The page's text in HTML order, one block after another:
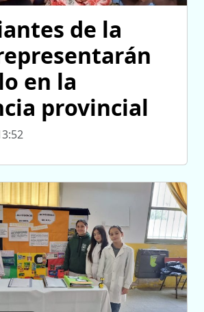
de la
en la
provincial